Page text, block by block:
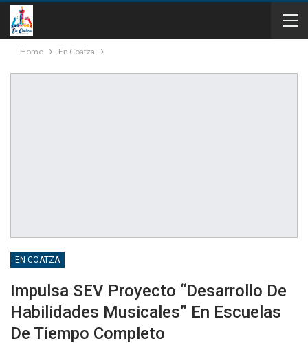
Home En Coatza
EN COATZA
Impulsa SEV Proyecto “Desarrollo De
Habilidades Musicales” En Escuelas
De Tiempo Completo